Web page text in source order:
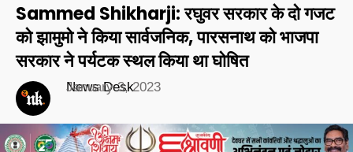
Sammed Shikharji: रघुवर सरकार के दो गजट
को झामुमो ने किया सार्वजनिक, पारसनाथ को भाजपा
सरकार ने पर्यटक स्थल किया था घोषित
News Desk
January 3, 2023